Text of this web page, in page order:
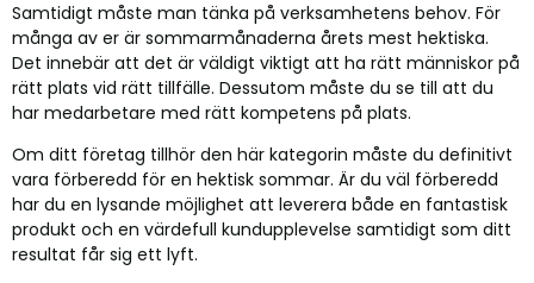
Samtidigt måste man tänka på verksamhetens behov. För
många av er är sommarmånaderna årets mest hektiska.
Det innebär att det är väldigt viktigt att ha rätt människor på
rätt plats vid rätt tillfälle. Dessutom måste du se till att du
har medarbetare med rätt kompetens på plats.
Om ditt företag tillhör den här kategorin måste du definitivt
vara förberedd för en hektisk sommar. Är du väl förberedd
har du en lysande möjlighet att leverera både en fantastisk
produkt och en värdefull kundupplevelse samtidigt som ditt
resultat får sig ett lyft.